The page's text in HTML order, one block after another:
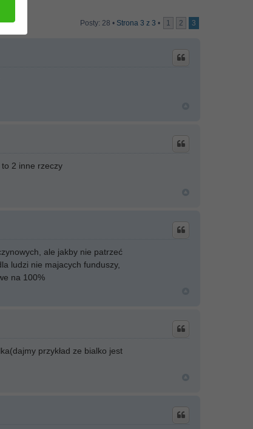
Posty: 28 • Strona 3 z 3 • 1 2 3
2 inne rzeczy
ale jakby nie patrzeć
ludzi nie majacych funduszy,
na 100%
przykład ze bialko jest